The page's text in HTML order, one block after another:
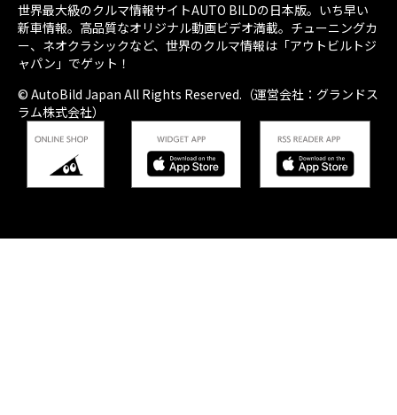
世界最大級のクルマ情報サイトAUTO BILDの日本版。いち早い
新車情報。高品質なオリジナル動画ビデオ満載。チューニングカ
ー、ネオクラシックなど、世界のクルマ情報は「アウトビルトジ
ャパン」でゲット！
© AutoBild Japan All Rights Reserved.（運営会社：グランドス
ラム株式会社）